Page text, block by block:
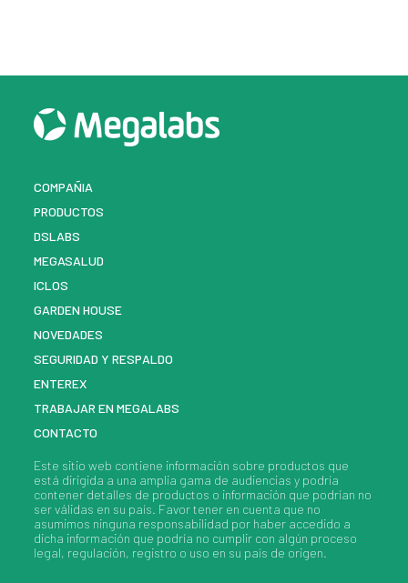
COMPAÑIA
PRODUCTOS
DSLABS
MEGASALUD
ICLOS
GARDEN HOUSE
NOVEDADES
SEGURIDAD Y RESPALDO
ENTEREX
TRABAJAR EN MEGALABS
CONTACTO
Este sitio web contiene información sobre productos que
está dirigida a una amplia gama de audiencias y podría
contener detalles de productos o información que podrían no
ser válidas en su país. Favor tener en cuenta que no
asumimos ninguna responsabilidad por haber accedido a
dicha información que podría no cumplir con algún proceso
legal, regulación, registro o uso en su país de origen.